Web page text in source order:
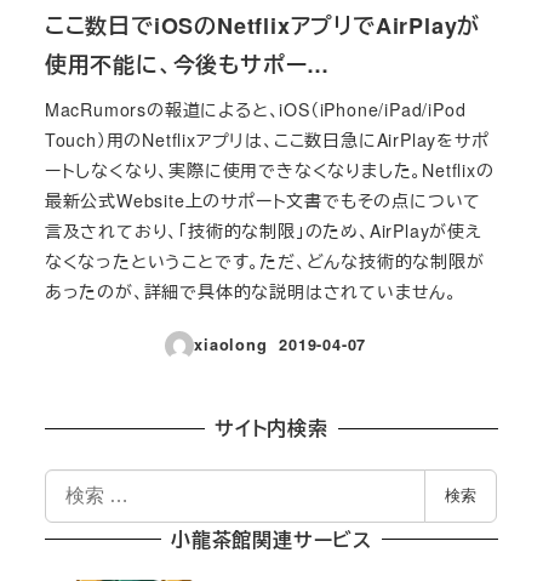
ここ数日でiOSのNetflixアプリでAirPlayが
使用不能に、今後もサポー…
MacRumorsの報道によると、iOS（iPhone/iPad/iPod
Touch）用のNetflixアプリは、ここ数日急にAirPlayをサポ
ートしなくなり、実際に使用できなくなりました。Netflixの
最新公式Website上のサポート文書でもその点について
言及されており、「技術的な制限」のため、AirPlayが使え
なくなったということです。ただ、どんな技術的な制限が
あったのが、詳細で具体的な説明はされていません。
xiaolong
投稿日
2019-04-07
サイト内検索
検
索
検索
小龍茶館関連サービス